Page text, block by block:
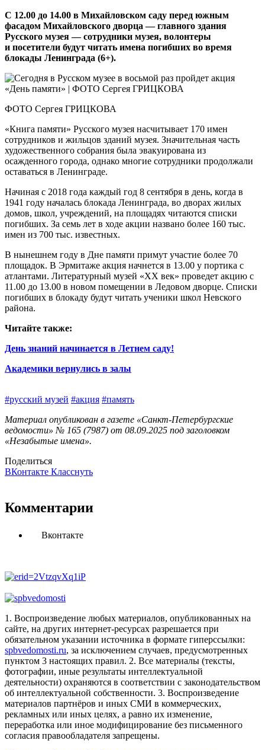
С 12.00 до 14.00 в Михайловском саду перед южным
фасадом Михайловского дворца — главного здания
Русского музея — сотрудники музея, волонтеры
и посетители будут читать имена погибших во время
блокады Ленинграда (6+).
ФОТО Сергея ГРИЦКОВА
«Книга памяти» Русского музея насчитывает 170 имен
сотрудников и жильцов зданий музея. Значительная часть
художественного собрания была эвакуирована из
осажденного города, однако многие сотрудники продолжали
оставаться в Ленинграде.
Начиная с 2018 года каждый год 8 сентября в день, когда в
1941 году началась блокада Ленинграда, во дворах жилых
домов, школ, учреждений, на площадях читаются списки
погибших. За семь лет в ходе акции названо более 160 тыс.
имен из 700 тыс. известных.
В нынешнем году в Дне памяти примут участие более 70
площадок. В Эрмитаже акция начнется в 13.00 у портика с
атлантами. Литературный музей «ХХ век» проведет акцию с
11.00 до 13.00 в новом помещении в Ледовом дворце. Списки
погибших в блокаду будут читать ученики школ Невского
района.
Читайте также:
День знаний начинается в Летнем саду!
Академики вернулись в залы
#русский музей #акция #память
Материал опубликован в газете «Санкт-Петербургские
ведомости» № 165 (7987) от 08.09.2025 под заголовком
«Незабытые имена».
Поделиться
ВКонтакте Класснуть
Комментарии
Вконтакте
1. Воспроизведение любых материалов, опубликованных на
сайте, на других интернет-ресурсах разрешается при
обязательном указании источника в формате гиперссылки:
spbvedomosti.ru, за исключением случаев, предусмотренных
пунктом 3 настоящих правил. 2. Все материалы (тексты,
фотографии, иные результаты интеллектуальной
деятельности) охраняются в соответствии с законодательством
об интеллектуальной собственности. 3. Воспроизведение
материалов партнёров и иных СМИ в коммерческих,
рекламных или иных целях, а равно их изменение,
переработка или иное модифицирование без письменного
согласия правообладателя запрещены.